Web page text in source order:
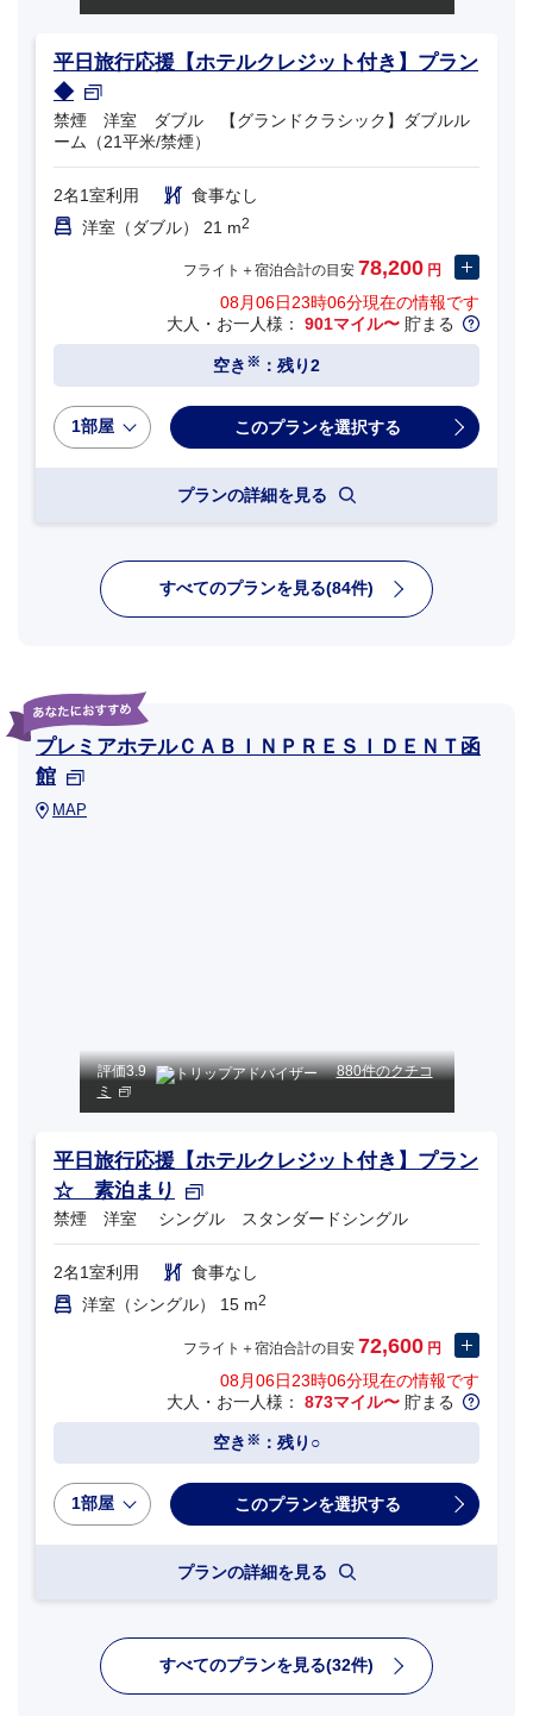
平日旅行応援【ホテルクレジット付き】プラン
◆
禁煙 洋室 ダブル 【グランドクラシック】ダブルル
ーム（21平米/禁煙）
2名1室利用
食事なし
洋室（ダブル） 21 m2
フライト＋宿泊合計の目安 78,200 円
08月06日23時06分現在の情報です
大人・お一人様： 901マイル〜 貯まる
空き ※ ：残り2
1部屋
プランの詳細を見る
すべてのプランを見る(84件)
プレミアホテルＣＡＢＩＮＰＲＥＳＩＤＥＮＴ函
館
MAP
評価3.9
880件のクチコ
ミ
平日旅行応援【ホテルクレジット付き】プラン
☆ 素泊まり
禁煙 洋室 シングル スタンダードシングル
2名1室利用
食事なし
洋室（シングル） 15 m2
フライト＋宿泊合計の目安 72,600 円
08月06日23時06分現在の情報です
大人・お一人様： 873マイル〜 貯まる
空き ※ ：残り○
1部屋
プランの詳細を見る
すべてのプランを見る(32件)